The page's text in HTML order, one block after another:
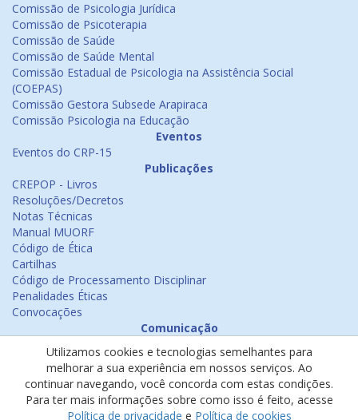
Comissão de Psicologia Jurídica
Comissão de Psicoterapia
Comissão de Saúde
Comissão de Saúde Mental
Comissão Estadual de Psicologia na Assistência Social
(COEPAS)
Comissão Gestora Subsede Arapiraca
Comissão Psicologia na Educação
Eventos
Eventos do CRP-15
Publicações
CREPOP - Livros
Resoluções/Decretos
Notas Técnicas
Manual MUORF
Código de Ética
Cartilhas
Código de Processamento Disciplinar
Penalidades Éticas
Convocações
Comunicação
Emissão de Certificados
Psicologia na Mídia
Ouvidoria
Política de cookies
Utilizamos cookies e tecnologias semelhantes para
melhorar a sua experiência em nossos serviços. Ao
continuar navegando, você concorda com estas condições.
Para ter mais informações sobre como isso é feito, acesse
Política de privacidade e Política de cookies